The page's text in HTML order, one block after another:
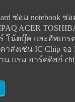
ซ่อม notebook ซ่อ
ACER
โน้ตบุ๊ค และอัพเกร
ส่งเช่น IC Chip จอ
น แรม ฮาร์ดดิสก์